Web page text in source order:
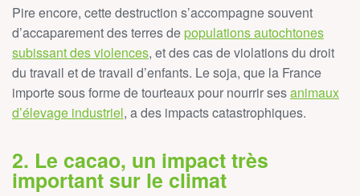
Pire encore, cette destruction s’accompagne souvent
d’accaparement des terres depopulations autochtones
subissant des violences, et des cas de violations du droit
du travail et de travail d’enfants. Le soja, que la France
importe sous forme de tourteaux pour nourrir sesanimaux
d’élevage industriel, a des impacts catastrophiques.
2. Le cacao, un impact très
important sur le climat